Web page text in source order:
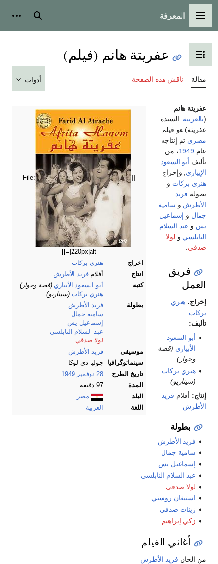
القائمة الرئيسية
المعرفة بحث
تبديل عرض جدول المحتويات
عفريتة هانم (فيلم)
مقالة ناقش هذه الصفحة أدوات
|220px|alt=]]
اخراج
هنري بركات
انتاج
أفلام فريد الأطرش
كتبه
أبو السعود الأبياري (قصة وحوار)
هنري بركات (سيناريو)
بطولة
فريد الأطرش
سامية جمال
إسماعيل يس
عبد السلام النابلسي
لولا صدقي
موسيقى
فريد الأطرش
سينماتوگرافيا
جوليا دى لوكا
تاريخ الطرح
28 نوفمبر
1949
المدة
97 دقيقة
البلد
مصر
اللغة
العربية
عفريتة هانم
(بالعربية: السيدة
عفريتة) هو فيلم
مصري تم إنتاجه
عام 1949، من
تأليف أبو السعود
الإبياري , وإخراج
هنري بركات و
بطولة فريد
الأطرش و سامية
جمال و إسماعيل
يس و عبد السلام
النابلسي و لولا
صدقي
فريق
العمل
إخراج: هنري
بركات
تأليف:
أبو السعود
الأبياري (قصة
وحوار)
هنري بركات
(سيناريو)
إنتاج: أفلام فريد
الأطرش
بطولة
فريد الأطرش
سامية جمال
إسماعيل يس
عبد السلام النابلسي
لولا صدقي
استيفان روستي
زينات صدقي
زكي إبراهيم
أغاني الفيلم
من الحان فريد الأطرش